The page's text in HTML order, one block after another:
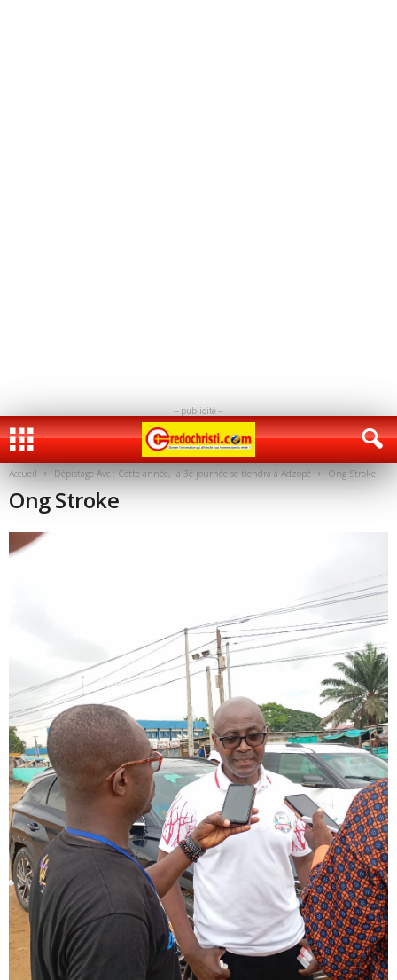
-- publicité --
Accueil Dépistage Avc : Cette année, la 3è journée se tiendra à Adzopé Ong Stroke
Ong Stroke